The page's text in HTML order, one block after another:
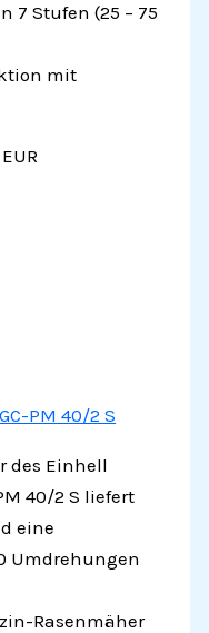
Stufen (25 – 75
mit
PM 40/2 S
des Einhell
40/2 S liefert
eine
Umdrehungen
Rasenmäher